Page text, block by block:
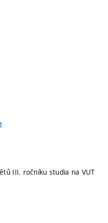
III. ročníku studia na VUT